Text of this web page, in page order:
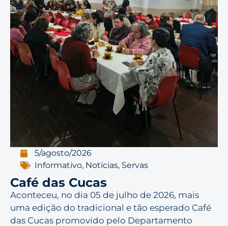
5/agosto/2026
Informativo, Notícias, Servas
Café das Cucas
Aconteceu, no dia 05 de julho de 2026, mais
uma edição do tradicional e tão esperado Café
das Cucas promovido pelo Departamento